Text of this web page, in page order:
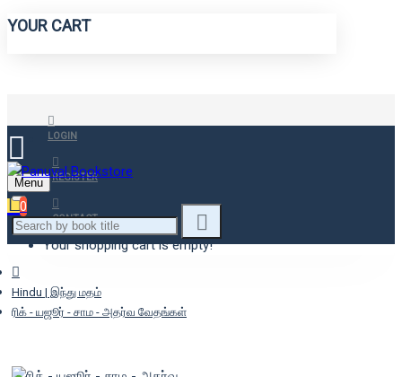
YOUR CART
LOGIN
REGISTER
CONTACT
Menu
0
Your shopping cart is empty!
Hindu | இந்து மதம்
ரிக் - யஜூர் - சாம - அதர்வ வேதங்கள்